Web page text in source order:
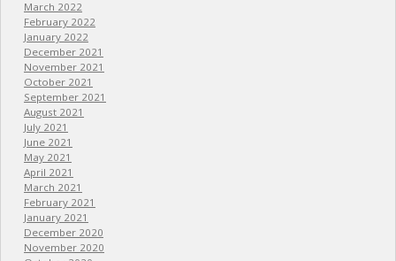
March 2022
February 2022
January 2022
December 2021
November 2021
October 2021
September 2021
August 2021
July 2021
June 2021
May 2021
April 2021
March 2021
February 2021
January 2021
December 2020
November 2020